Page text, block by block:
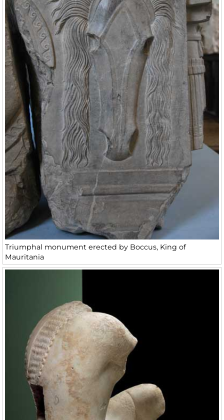
Triumphal monument erected by Boccus, King of
Mauritania